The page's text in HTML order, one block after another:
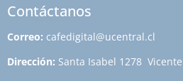
Contáctanos
Correo: cafedigital@ucentral.cl
Dirección: Santa Isabel 1278